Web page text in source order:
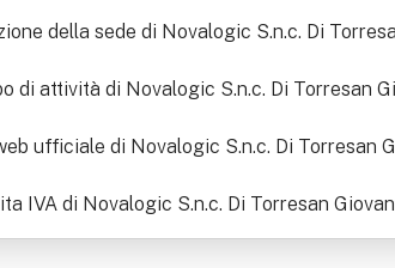
della sede di Novalogic S.n.c. Di
di attività di Novalogic S.n.c. Di Torresan
ufficiale di Novalogic S.n.c. Di Torresan
IVA di Novalogic S.n.c. Di Torresan